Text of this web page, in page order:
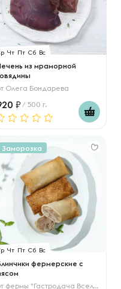
Чт Пт Сб Вс
из мраморной
Олега Бондарева
/ 500 г.
Заморозка
Чт Пт Сб Вс
фермерские с
фермы "Гастродача Вселуг"